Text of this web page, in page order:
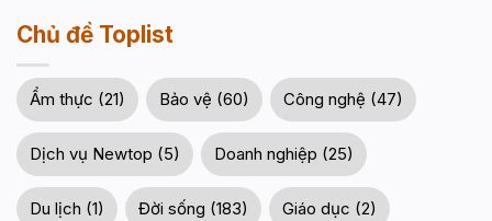
Chủ đề Toplist
Ẩm thực (21) Bảo vệ (60) Công nghệ (47)
Dịch vụ Newtop (5) Doanh nghiệp (25)
Du lịch (1) Đời sống (183) Giáo dục (2)